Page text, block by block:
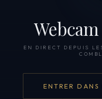
EN DIRECT DEPUIS
ENTRER DANS